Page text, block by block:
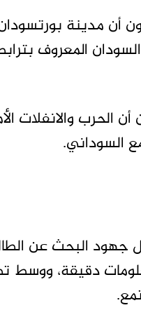
أن مدينة
المعروف
أن الحرب
السوداني.
جهود البحث عن
دقيقة، ووسط